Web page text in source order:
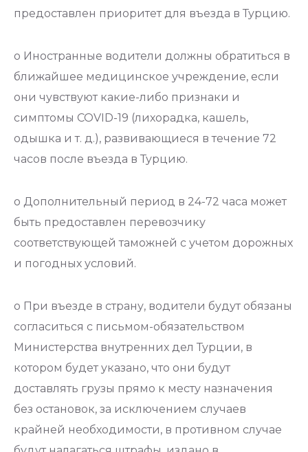
предоставлен приоритет для въезда в Турцию.
o Иностранные водители должны обратиться в
ближайшее медицинское учреждение, если
они чувствуют какие-либо признаки и
симптомы COVID-19 (лихорадка, кашель,
одышка и т. д.), развивающиеся в течение 72
часов после въезда в Турцию.
o Дополнительный период в 24-72 часа может
быть предоставлен перевозчику
соответствующей таможней с учетом дорожных
и погодных условий.
o При въезде в страну, водители будут обязаны
согласиться с письмом-обязательством
Министерства внутренних дел Турции, в
котором будет указано, что они будут
доставлять грузы прямо к месту назначения
без остановок, за исключением случаев
крайней необходимости, в противном случае